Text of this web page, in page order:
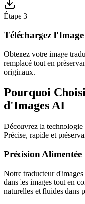
Étape 3
Téléchargez
Obtenez votre image
remplacé tout en
originaux.
Pourquoi
d'Images AI
Découvrez la technologie
Précise, rapide et
Précision
Notre traducteur
dans les images tout en
naturelles et fluides dans